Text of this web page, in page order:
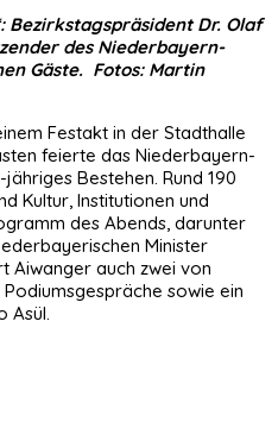
Bezirkstagspräsident Dr. Olaf
des Niederbayern-
Gäste. Fotos: Martin
Festakt in der Stadthalle
feierte das Niederbayern-
Bestehen. Rund 190
Kultur, Institutionen und
des Abends, darunter
Minister
Aiwanger auch zwei von
sowie ein